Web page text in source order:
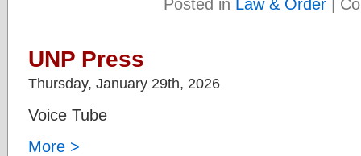
UNP Press
Thursday, January 29th, 2026
Voice Tube
More >